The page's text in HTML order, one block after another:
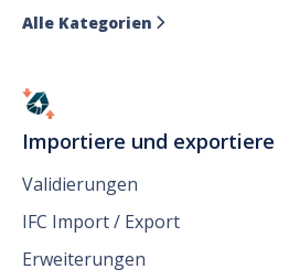
Alle Kategorien 
Importiere und exportiere
Validierungen
IFC Import / Export
Erweiterungen